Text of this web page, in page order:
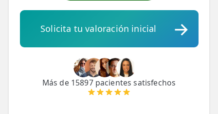
💆‍♀️ Tratamientos
😓 Síntomas
📅 Pedir Cita
🏢 Empresas
Solicita tu valoración inicial
Más de 15897 pacientes satisfechos